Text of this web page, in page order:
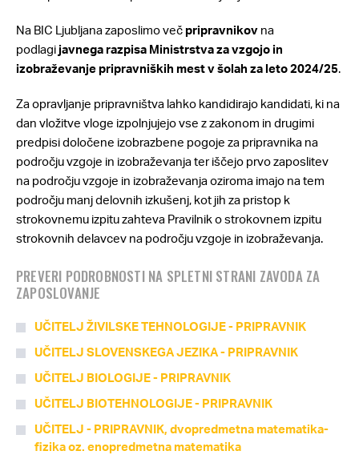
Na BIC Ljubljana zaposlimo več pripravnikov na
podlagi javnega razpisa Ministrstva za vzgojo in
izobraževanje pripravniških mest v šolah za leto 2024/25.
Za opravljanje pripravništva lahko kandidirajo kandidati, ki na
dan vložitve vloge izpolnjujejo vse z zakonom in drugimi
predpisi določene izobrazbene pogoje za pripravnika na
področju vzgoje in izobraževanja ter iščejo prvo zaposlitev
na področju vzgoje in izobraževanja oziroma imajo na tem
področju manj delovnih izkušenj, kot jih za pristop k
strokovnemu izpitu zahteva Pravilnik o strokovnem izpitu
strokovnih delavcev na področju vzgoje in izobraževanja.
PREVERI PODROBNOSTI NA SPLETNI STRANI ZAVODA ZA
ZAPOSLOVANJE
UČITELJ ŽIVILSKE TEHNOLOGIJE - PRIPRAVNIK
UČITELJ SLOVENSKEGA JEZIKA - PRIPRAVNIK
UČITELJ BIOLOGIJE - PRIPRAVNIK
UČITELJ BIOTEHNOLOGIJE - PRIPRAVNIK
UČITELJ - PRIPRAVNIK, dvopredmetna matematika-
fizika oz. enopredmetna matematika